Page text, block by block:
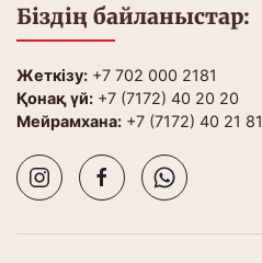
Біздің байланыстар:
Жеткізу: +7 702 000 2181
Қонақ үй: +7 (7172) 40 20 20
Мейрамхана: +7 (7172) 40 21 81